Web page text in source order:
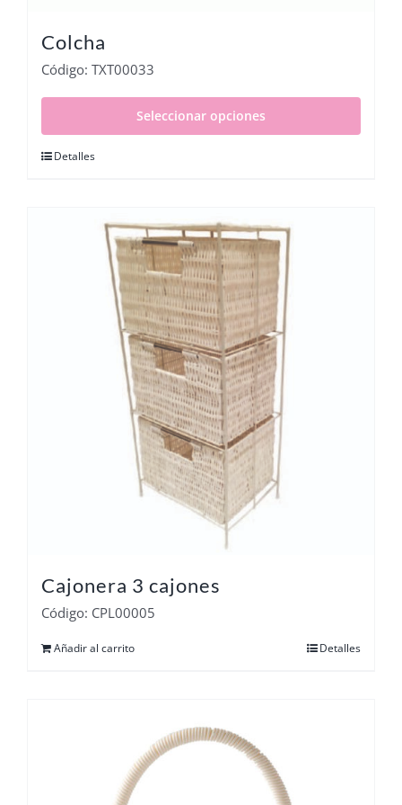
Colcha
Código: TXT00033
Seleccionar opciones
Detalles
Cajonera 3 cajones
Código: CPL00005
Añadir al carrito Detalles